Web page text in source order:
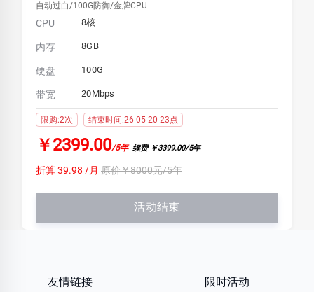
自动过白/100G防御/金牌CPU
CPU 8核
内存 8GB
硬盘 100G
带宽 20Mbps
限购:2次 结束时间:26-05-20-23点
￥2399.00/5年 续费 ￥3399.00/5年
折算 39.98 /月 原价￥8000元/5年
活动结束
友情链接 限时活动